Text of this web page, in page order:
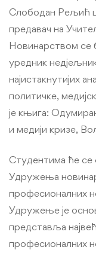
Слободан Рељић
предавач на
Новинарством се
уредник
најистакнутијих
политичке,
је књига:
и медији кризе,
Студентима ће се
Удружења
професионалних
Удружење је
представља
професионалних